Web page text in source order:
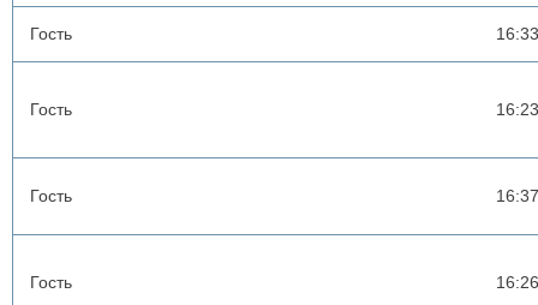
Гость 16:33
Гость 16:23
Гость 16:37
Гость 16:26